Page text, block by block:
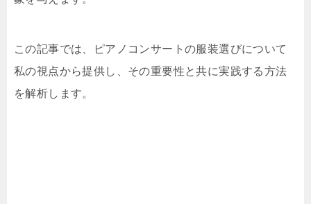
この記事では、ピアノコンサートの服装選びについて
私の視点から提供し、その重要性と共に実践する方法
を解析します。